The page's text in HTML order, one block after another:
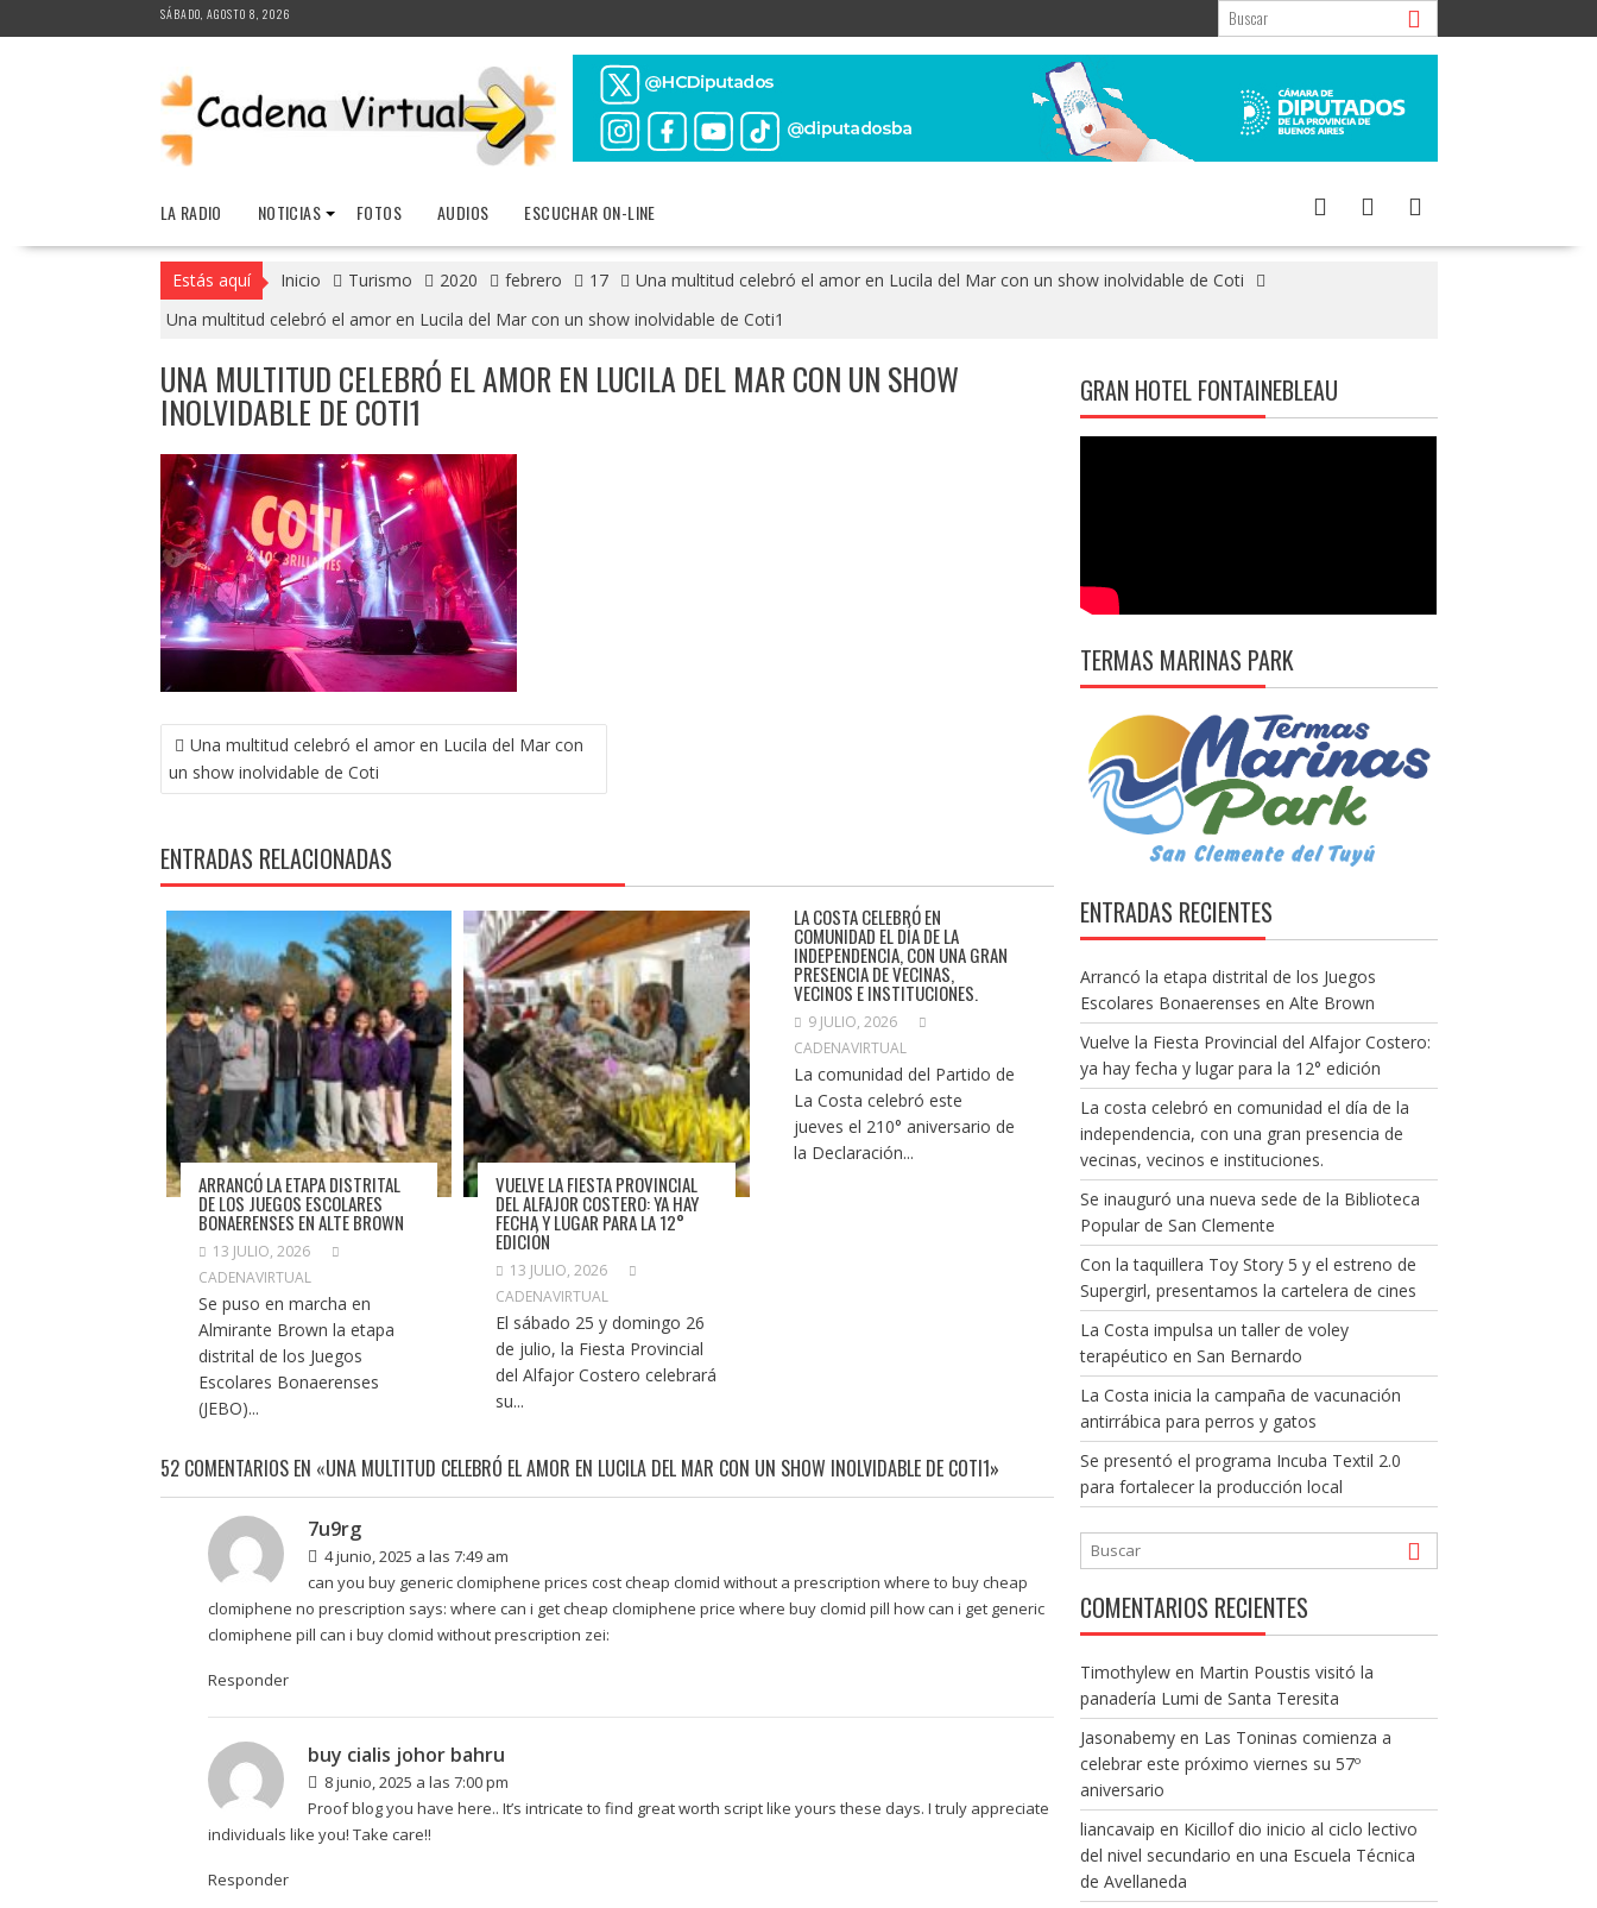
al
SÁBADO, AGOSTO 8, 2026
LA RADIO NOTICIAS FOTOS AUDIOS ESCUCHAR ON-LINE
Estás aquí Inicio Turismo 2020 febrero 17
Una multitud celebró el amor en Lucila del Mar con un show inolvidable de Coti
Una multitud celebró el amor en Lucila del Mar con un show inolvidable de Coti1
UNA MULTITUD CELEBRÓ EL AMOR EN LUCILA DEL MAR CON UN SHOW
INOLVIDABLE DE COTI1
NAVEGACIÓN
DE
ENTRADAS
Una multitud celebró el amor en Lucila del Mar con
un show inolvidable de Coti
ENTRADAS RELACIONADAS
ARRANCÓ LA ETAPA DISTRITAL
DE LOS JUEGOS ESCOLARES
BONAERENSES EN ALTE BROWN
13 JULIO, 2026
CADENAVIRTUAL
Se puso en marcha en
Almirante Brown la etapa
distrital de los Juegos
Escolares Bonaerenses
(JEBO)...
VUELVE LA FIESTA PROVINCIAL
DEL ALFAJOR COSTERO: YA HAY
FECHA Y LUGAR PARA LA 12°
EDICIÓN
13 JULIO, 2026
CADENAVIRTUAL
El sábado 25 y domingo 26
de julio, la Fiesta Provincial
del Alfajor Costero celebrará
su...
LA COSTA CELEBRÓ EN
COMUNIDAD EL DÍA DE LA
INDEPENDENCIA, CON UNA GRAN
PRESENCIA DE VECINAS,
VECINOS E INSTITUCIONES.
9 JULIO, 2026
CADENAVIRTUAL
La comunidad del Partido de
La Costa celebró este
jueves el 210° aniversario de
la Declaración...
52 COMENTARIOS EN «UNA MULTITUD CELEBRÓ EL AMOR EN LUCILA DEL MAR CON UN SHOW INOLVIDABLE DE COTI1»
7u9rg
4 junio, 2025 a las 7:49 am
can you buy generic clomiphene prices cost cheap clomid without a prescription where to buy cheap
clomiphene no prescription says: where can i get cheap clomiphene price where buy clomid pill how can i get generic
clomiphene pill can i buy clomid without prescription zei:
Responder
buy cialis johor bahru
8 junio, 2025 a las 7:00 pm
Proof blog you have here.. It’s intricate to find great worth script like yours these days. I truly appreciate
individuals like you! Take care!!
Responder
GRAN HOTEL FONTAINEBLEAU
TERMAS MARINAS PARK
ENTRADAS RECIENTES
Arrancó la etapa distrital de los Juegos
Escolares Bonaerenses en Alte Brown
Vuelve la Fiesta Provincial del Alfajor Costero:
ya hay fecha y lugar para la 12° edición
La costa celebró en comunidad el día de la
independencia, con una gran presencia de
vecinas, vecinos e instituciones.
Se inauguró una nueva sede de la Biblioteca
Popular de San Clemente
Con la taquillera Toy Story 5 y el estreno de
Supergirl, presentamos la cartelera de cines
La Costa impulsa un taller de voley
terapéutico en San Bernardo
La Costa inicia la campaña de vacunación
antirrábica para perros y gatos
Se presentó el programa Incuba Textil 2.0
para fortalecer la producción local
COMENTARIOS RECIENTES
Timothylewen Martin Poustis visitó la
panadería Lumi de Santa Teresita
Jasonabemyen Las Toninas comienza a
celebrar este próximo viernes su 57º
aniversario
liancavaip en Kicillof dio inicio al ciclo lectivo
del nivel secundario en una Escuela Técnica
de Avellaneda